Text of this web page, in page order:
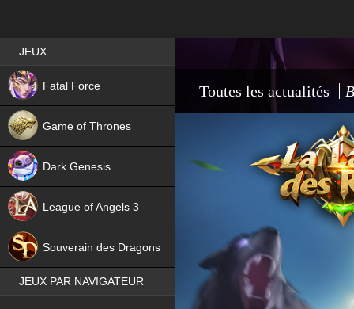
Toutes les actualités
Best RPG games in France
JEUX
Fatal Force
Game of Thrones
Dark Genesis
League of Angels 3
Souverain des Dragons
JEUX PAR NAVIGATEUR